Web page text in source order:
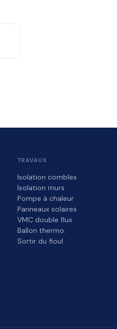
TRAVAUX
Isolation combles
Isolation murs
Pompe à chaleur
Panneaux solaires
VMC double flux
Ballon thermo.
Sortir du fioul